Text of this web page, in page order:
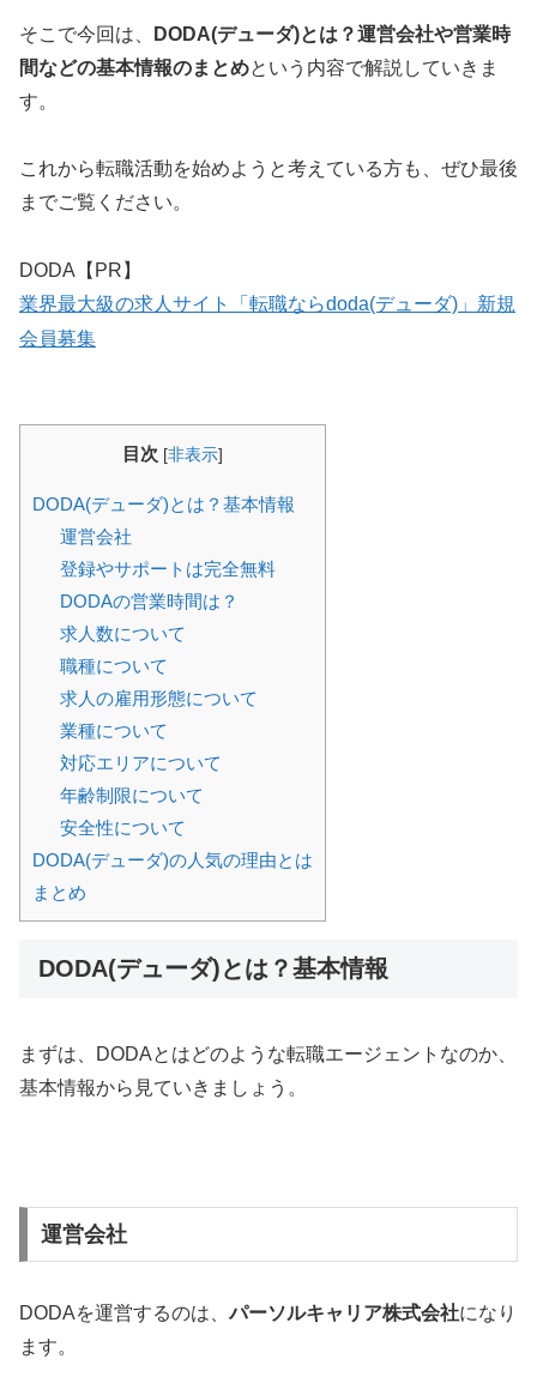
そこで今回は、
DODA(デューダ)とは？運営会社や営業時
間などの基本情報のまとめという内容で解説していきま
す。
これから転職活動を始めようと考えている方も、ぜひ最後
までご覧ください。
DODA【PR】
業界最大級の求人サイト「転職ならdoda(デューダ)」新規
会員募集
目次 [非表示]
DODA(デューダ)とは？基本情報
運営会社
登録やサポートは完全無料
DODAの営業時間は？
求人数について
職種について
求人の雇用形態について
業種について
対応エリアについて
年齢制限について
安全性について
DODA(デューダ)の人気の理由とは
まとめ
DODA(デューダ)とは？基本情報
まずは、DODAとはどのような転職エージェントなのか、
基本情報から見ていきましょう。
運営会社
DODAを運営するのは、パーソルキャリア株式会社になり
ます。